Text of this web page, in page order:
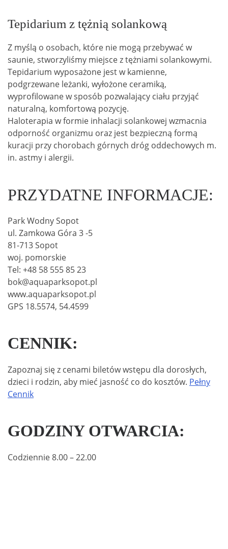
Tepidarium z tężnią solankową
Z myślą o osobach, które nie mogą przebywać w
saunie, stworzyliśmy miejsce z tężniami solankowymi.
Tepidarium wyposażone jest w kamienne,
podgrzewane leżanki, wyłożone ceramiką,
wyprofilowane w sposób pozwalający ciału przyjąć
naturalną, komfortową pozycję.
Haloterapia w formie inhalacji solankowej wzmacnia
odporność organizmu oraz jest bezpieczną formą
kuracji przy chorobach górnych dróg oddechowych m.
in. astmy i alergii.
PRZYDATNE INFORMACJE:
Park Wodny Sopot
ul. Zamkowa Góra 3 -5
81-713 Sopot
woj. pomorskie
Tel: +48 58 555 85 23
bok@aquaparksopot.pl
www.aquaparksopot.pl
GPS 18.5574, 54.4599
CENNIK:
Zapoznaj się z cenami biletów wstępu dla dorosłych,
dzieci i rodzin, aby mieć jasność co do kosztów. Pełny
Cennik
GODZINY OTWARCIA:
Codziennie 8.00 – 22.00